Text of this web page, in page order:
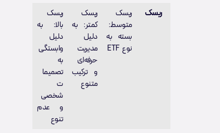
ریسک
ریسک
متوسط:
بسته به
نوع ETF
ریسک
کمتر: به
دلیل
مدیریت
حرفه‌ای
و ترکیب
متنوع
ریسک
بالا: به
دلیل
وابستگی
به
تصمیما
ت
شخصی
و عدم
تنوع